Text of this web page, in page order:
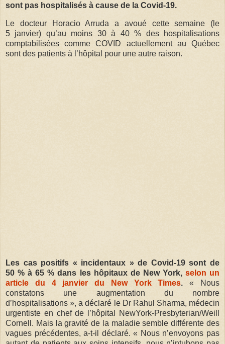
sont pas hospitalisés à cause de la Covid-19.
Le docteur Horacio Arruda a avoué cette semaine (le
5 janvier) qu’au moins 30 à 40 % des hospitalisations
comptabilisées comme COVID actuellement au Québec
sont des patients à l’hôpital pour une autre raison.
Les cas positifs « incidentaux » de Covid-19 sont de
50 % à 65 % dans les hôpitaux de New York, selon un
article du 4 janvier du New York Times. « Nous
constatons une augmentation du nombre
d’hospitalisations », a déclaré le Dr Rahul Sharma, médecin
urgentiste en chef de l’hôpital NewYork-Presbyterian/Weill
Cornell. Mais la gravité de la maladie semble différente des
vagues précédentes, a-t-il déclaré. « Nous n’envoyons pas